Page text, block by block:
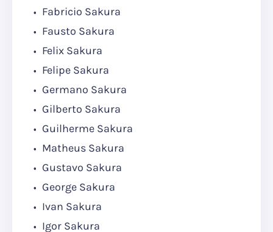
Fabricio Sakura
Fausto Sakura
Felix Sakura
Felipe Sakura
Germano Sakura
Gilberto Sakura
Guilherme Sakura
Matheus Sakura
Gustavo Sakura
George Sakura
Ivan Sakura
Igor Sakura